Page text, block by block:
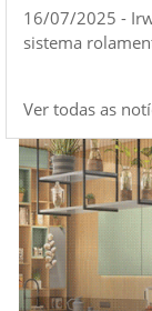
16/07/2025 -
sistema
Ver todas as